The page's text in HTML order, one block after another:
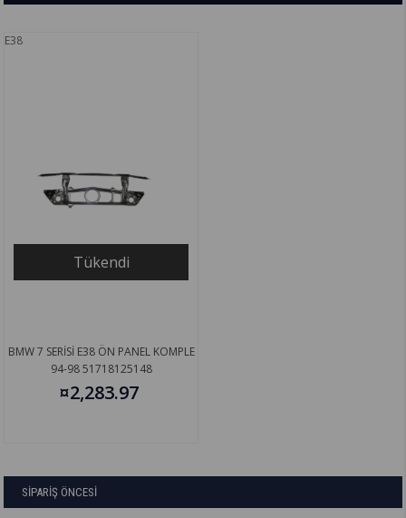
E38
Tükendi
BMW 7 SERİSİ E38 ÖN PANEL KOMPLE
94-98 51718125148
¤2,283.97
SİPARİŞ ÖNCESİ